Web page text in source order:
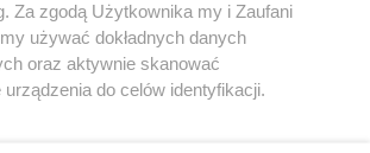
O nas
Za zgodą Użytkownika my i Zaufani
używać dokładnych danych
oraz aktywnie skanować
do celów identyfikacji.